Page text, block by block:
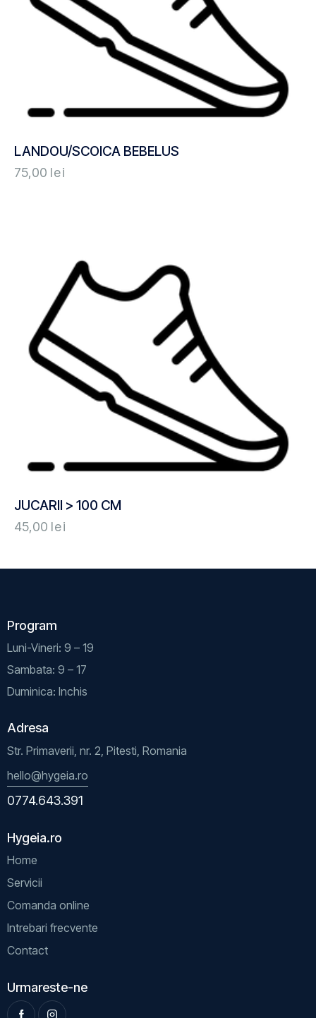
LANDOU/SCOICA BEBELUS
75,00 lei
JUCARII > 100 CM
45,00 lei
Program
Luni-Vineri: 9 – 19
Sambata: 9 – 17
Duminica: Inchis
Adresa
Str. Primaverii, nr. 2, Pitesti, Romania
hello@hygeia.ro
0774.643.391
Hygeia.ro
Home
Servicii
Comanda online
Intrebari frecvente
Contact
Urmareste-ne